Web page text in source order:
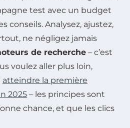
test avec un budget
conseils. Analysez, ajustez,
ne négligez jamais
de recherche – c’est
voulez aller plus loin,
atteindre la première
2025 – les principes sont
chance, et que les clics